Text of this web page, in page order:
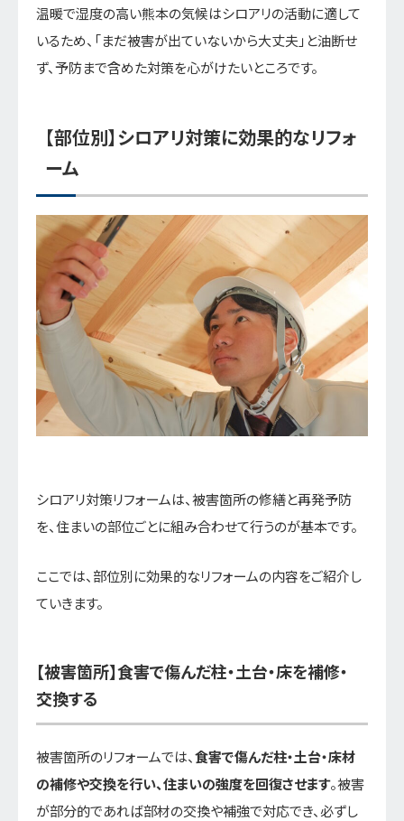
温暖で湿度の高い熊本の気候はシロアリの活動に適して
いるため、「まだ被害が出ていないから大丈夫」と油断せ
ず、予防まで含めた対策を心がけたいところです。
【部位別】シロアリ対策に効果的なリフォ
ーム
シロアリ対策リフォームは、被害箇所の修繕と再発予防
を、住まいの部位ごとに組み合わせて行うのが基本です。
ここでは、部位別に効果的なリフォームの内容をご紹介し
ていきます。
【被害箇所】食害で傷んだ柱・土台・床を補修・
交換する
被害箇所のリフォームでは、食害で傷んだ柱・土台・床材
の補修や交換を行い、住まいの強度を回復させます。被害
が部分的であれば部材の交換や補強で対応でき、必ずし